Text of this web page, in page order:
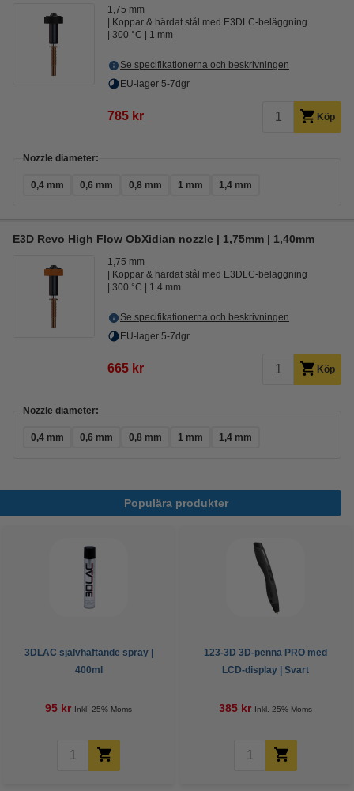
1,75 mm
Koppar & härdat stål med E3DLC-beläggning
300 °C
1 mm
Se specifikationerna och beskrivningen
EU-lager 5-7dgr
785 kr Köp
Nozzle diameter:
0,4 mm 0,6 mm 0,8 mm 1 mm 1,4 mm
E3D Revo High Flow ObXidian nozzle | 1,75mm | 1,40mm
1,75 mm
Koppar & härdat stål med E3DLC-beläggning
300 °C
1,4 mm
Se specifikationerna och beskrivningen
EU-lager 5-7dgr
665 kr Köp
Nozzle diameter:
0,4 mm 0,6 mm 0,8 mm 1 mm 1,4 mm
Populära produkter
3DLAC självhäftande spray |
400ml
95 kr Inkl. 25% Moms
123-3D 3D-penna PRO med
LCD-display | Svart
385 kr Inkl. 25% Moms